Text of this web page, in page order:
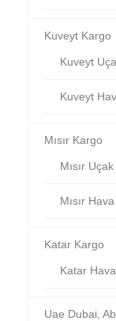
Kuveyt Kargo
Kuveyt
Kuveyt
Mısır Kargo
Mısır
Mısır
Katar Kargo
Katar
Uae Dubai,